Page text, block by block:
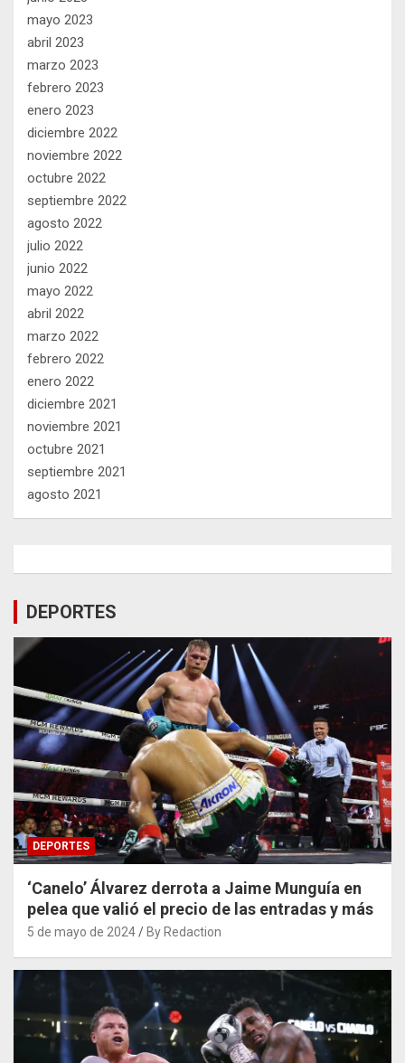
mayo 2023
abril 2023
marzo 2023
febrero 2023
enero 2023
diciembre 2022
noviembre 2022
octubre 2022
septiembre 2022
agosto 2022
julio 2022
junio 2022
mayo 2022
abril 2022
marzo 2022
febrero 2022
enero 2022
diciembre 2021
noviembre 2021
octubre 2021
septiembre 2021
agosto 2021
DEPORTES
DEPORTES
‘Canelo’ Álvarez derrota a Jaime Munguía en
pelea que valió el precio de las entradas y más
5 de mayo de 2024 By Redaction